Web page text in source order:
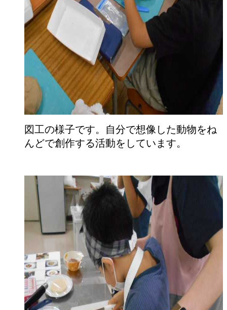
図工の様子です。自分で想像した動物をね
んどで創作する活動をしています。